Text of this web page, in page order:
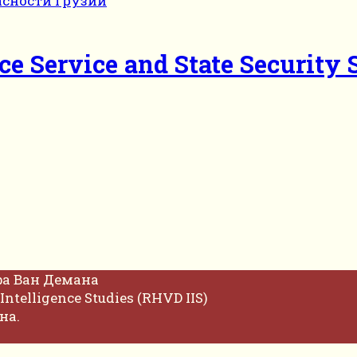
Service and State Security
Ван Демана
Studies (RHVD IIS)